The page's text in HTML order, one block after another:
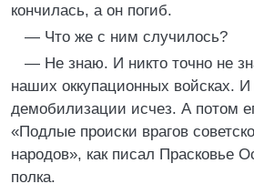
кончилась, а он погиб.
— Что же с ним случилось?
— Не знаю. И никто точно не
наших оккупационных войсках. И
демобилизации исчез. А потом
«Подлые происки врагов
народов», как писал Прасковье
полка.